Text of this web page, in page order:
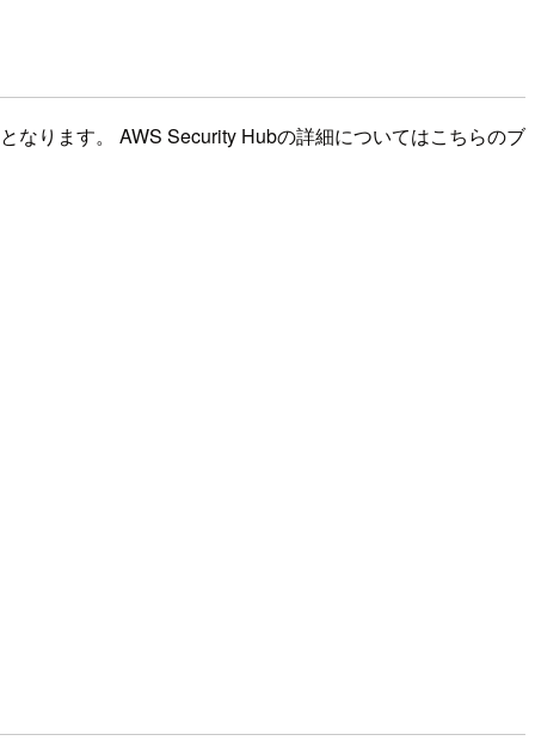
なります。 AWS Security Hubの詳細についてはこちらのブ